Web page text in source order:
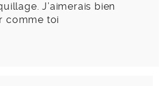
J’aimerais bien
comme toi